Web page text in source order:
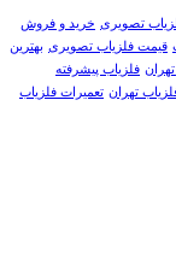
تصویری خرید و فروش
قیمت فلزیاب تصویری بهترین
فلزیاب پیشرفته
تهران تعمیرات فلزیاب